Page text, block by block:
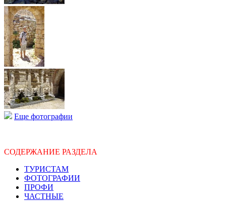
Еще фотографии
СОДЕРЖАНИЕ РАЗДЕЛА
ТУРИСТАМ
ФОТОГРАФИИ
ПРОФИ
ЧАСТНЫЕ